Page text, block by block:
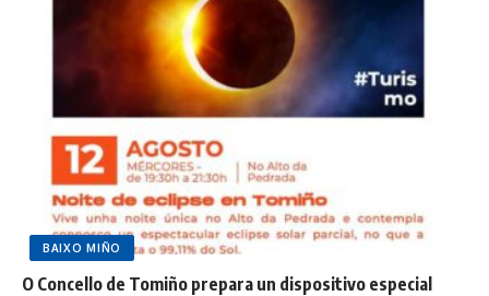
BAIXO MIÑO
O Concello de Tomiño prepara un dispositivo especial